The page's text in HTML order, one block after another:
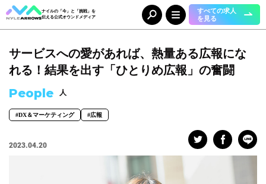
ナイルの「今」と「挑戦」を
伝える公式オウンドメディア
すべての求人
を見る
Category カテゴリ
サービスへの愛があれば、熱量ある広報にな
れる！結果を出す「ひとりめ広報」の奮闘
People 人
#DX＆マーケティング #広報
2023.04.20